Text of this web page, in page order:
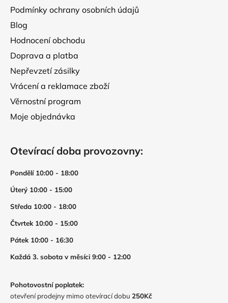
Podmínky ochrany osobních údajů
Blog
Hodnocení obchodu
Doprava a platba
Nepřevzetí zásilky
Vrácení a reklamace zboží
Věrnostní program
Moje objednávka
Otevírací doba provozovny:
Pondělí 10:00 - 18:00
Úterý 10:00 - 15:00
Středa 10:00 - 18:00
Čtvrtek 10:00 - 15:00
Pátek 10:00 - 16:30
Každá 3. sobota v měsíci 9:00 - 12:00
Pohotovostní poplatek:
otevření prodejny mimo otevírací dobu 250Kč